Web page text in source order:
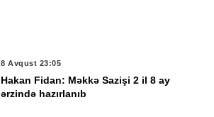
8 Avqust 23:05
Hakan Fidan: Məkkə Sazişi 2 il 8 ay
ərzində hazırlanıb